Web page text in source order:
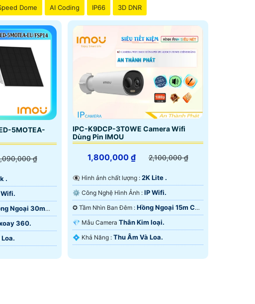
Dome AI Coding IP66 3D DNR
5MOTEA-
₫
.
Wifi.
Ngoại 30m
360.
IPC-K9DCP-3T0WE Camera Wifi
Dùng Pin IMOU
1,800,000 ₫ 2,100,000 ₫
👁️‍🗨 Hình ảnh chất lượng : 2K Lite .
⚙ Công Nghệ Hình Ảnh : IP Wifi.
✪ Tầm Nhìn Ban Đêm : Hồng Ngoại 15m Có
Màu Ban Ðêm.
💎 Mẫu Camera Thân Kim loại.
️💠 Khả Năng : Thu Âm Và Loa.